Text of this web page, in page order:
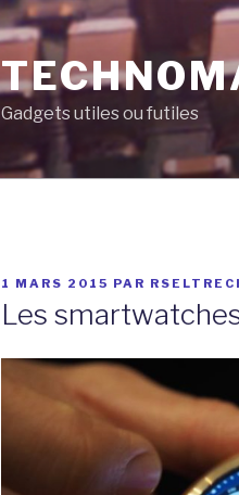
Gadgets utiles ou futiles
PUBLIÉ
1 MARS 2015 PAR
Les